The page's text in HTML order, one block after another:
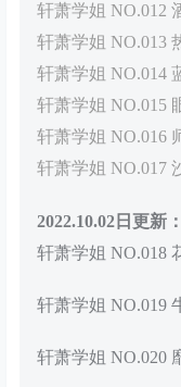
轩萧学姐 NO.012
轩萧学姐 NO.013
轩萧学姐 NO.014
轩萧学姐 NO.015
轩萧学姐 NO.016
轩萧学姐 NO.017
2022.10.02日更新：
轩萧学姐 NO.018
轩萧学姐 NO.019
轩萧学姐 NO.020